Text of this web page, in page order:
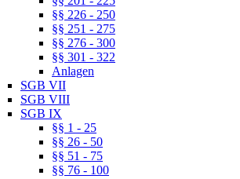
§§ 226 - 250
§§ 251 - 275
§§ 276 - 300
§§ 301 - 322
Anlagen
SGB VII
SGB VIII
SGB IX
§§ 1 - 25
§§ 26 - 50
§§ 51 - 75
§§ 76 - 100